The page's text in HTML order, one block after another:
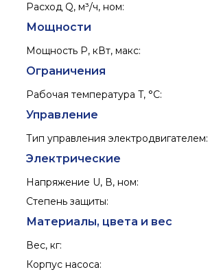
Расход Q, м³/ч, ном:
Мощности
Мощность P, кВт, макс:
Ограничения
Рабочая температура T, °C:
Управление
Тип управления электродвигателем:
Электрические
Напряжение U, В, ном:
Степень защиты:
Материалы, цвета и вес
Вес, кг:
Корпус насоса: